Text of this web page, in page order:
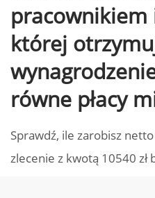
której
równe płacy
Sprawdź, ile zarobisz
zlecenie z kwotą 10540 zł